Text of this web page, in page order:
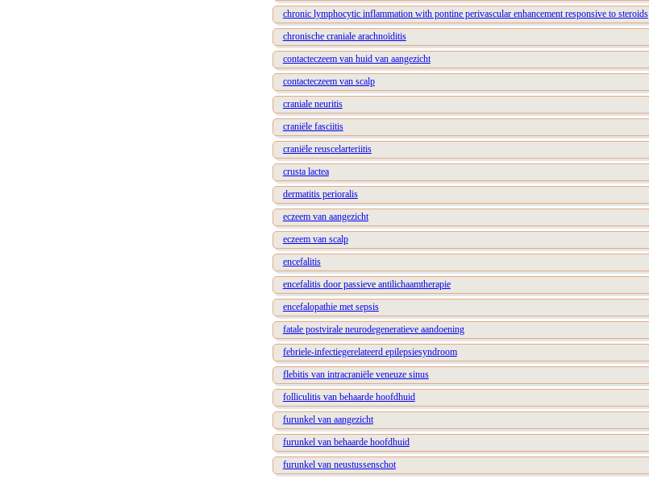
chronic lymphocytic inflammation with pontine perivascular enhancement responsive to steroids
chronische craniale arachnoïditis
contacteczeem van huid van aangezicht
contacteczeem van scalp
craniale neuritis
craniële fasciitis
craniële reuscelarteriitis
crusta lactea
dermatitis perioralis
eczeem van aangezicht
eczeem van scalp
encefalitis
encefalitis door passieve antilichaamtherapie
encefalopathie met sepsis
fatale postvirale neurodegeneratieve aandoening
febriele-infectiegerelateerd epilepsiesyndroom
flebitis van intracraniële veneuze sinus
folliculitis van behaarde hoofdhuid
furunkel van aangezicht
furunkel van behaarde hoofdhuid
furunkel van neustussenschot